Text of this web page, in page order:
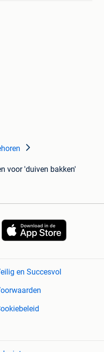
voor 'duiven bakken'
en Succesvol